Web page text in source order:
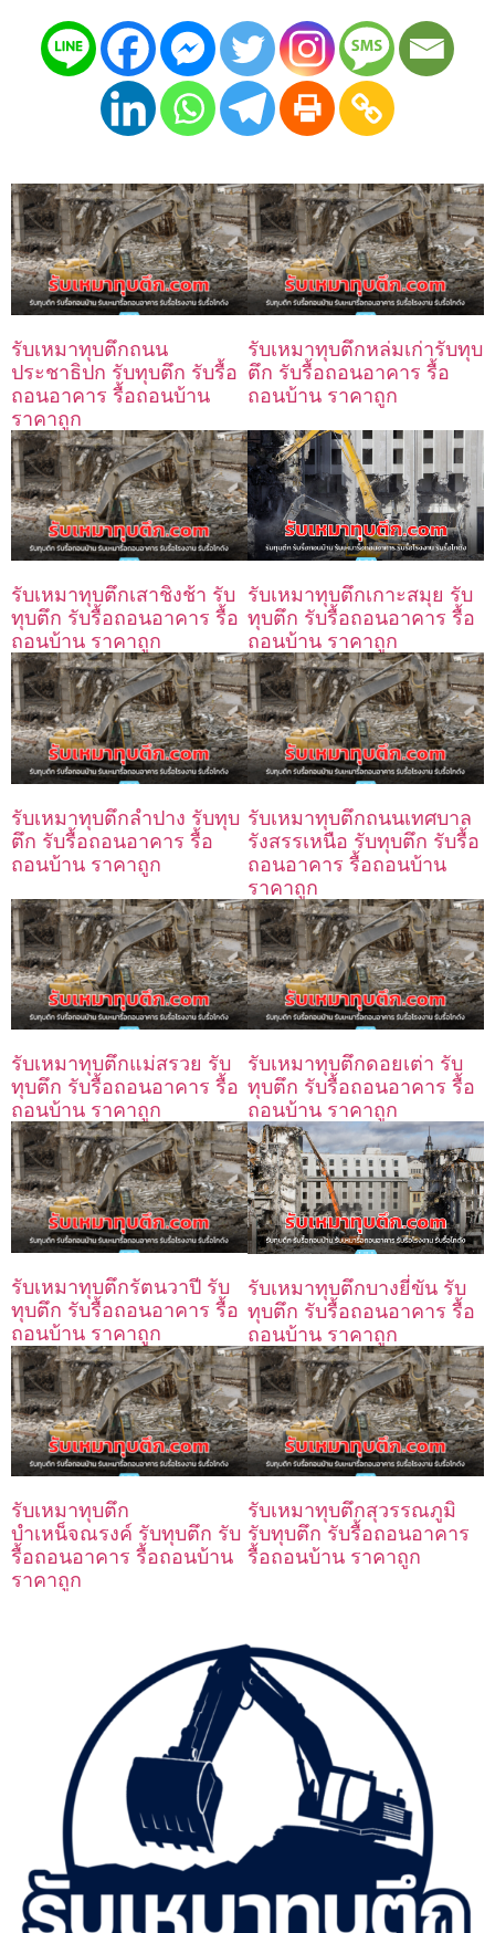
รับเหมาทุบตึกถนน
ประชาธิปก รับทุบตึก รับรื้อ
ถอนอาคาร รื้อถอนบ้าน
ราคาถูก
รับเหมาทุบตึกหล่มเก่ารับทุบ
ตึก รับรื้อถอนอาคาร รื้อ
ถอนบ้าน ราคาถูก
รับเหมาทุบตึกเสาชิงช้า รับ
ทุบตึก รับรื้อถอนอาคาร รื้อ
ถอนบ้าน ราคาถูก
รับเหมาทุบตึกเกาะสมุย รับ
ทุบตึก รับรื้อถอนอาคาร รื้อ
ถอนบ้าน ราคาถูก
รับเหมาทุบตึกลำปาง รับทุบ
ตึก รับรื้อถอนอาคาร รื้อ
ถอนบ้าน ราคาถูก
รับเหมาทุบตึกถนนเทศบาล
รังสรรเหนือ รับทุบตึก รับรื้อ
ถอนอาคาร รื้อถอนบ้าน
ราคาถูก
รับเหมาทุบตึกแม่สรวย รับ
ทุบตึก รับรื้อถอนอาคาร รื้อ
ถอนบ้าน ราคาถูก
รับเหมาทุบตึกดอยเต่า รับ
ทุบตึก รับรื้อถอนอาคาร รื้อ
ถอนบ้าน ราคาถูก
รับเหมาทุบตึกรัตนวาปี รับ
ทุบตึก รับรื้อถอนอาคาร รื้อ
ถอนบ้าน ราคาถูก
รับเหมาทุบตึกบางยี่ขัน รับ
ทุบตึก รับรื้อถอนอาคาร รื้อ
ถอนบ้าน ราคาถูก
รับเหมาทุบตึก
บำเหน็จณรงค์ รับทุบตึก รับ
รื้อถอนอาคาร รื้อถอนบ้าน
ราคาถูก
รับเหมาทุบตึกสุวรรณภูมิ
รับทุบตึก รับรื้อถอนอาคาร
รื้อถอนบ้าน ราคาถูก